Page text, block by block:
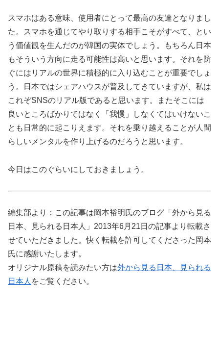
スマホはある意味、使用者にとって最高の友達となりまし
た。スマホを通じてやり取りする相手こそがすべて、とい
う価値観を生んだのが韓国の実体でしょう。もちろん日本
もそういう方向に走る可能性は高いと思います。それを防
ぐにはリアルの世界に積極的に入り込むことが重要でしょ
う。日本ではシェアハウスが普及してきていますが、私は
これぞSNSのリアル版であると思います。またそこには
良いところばかりではなく「我慢」しなくてはいけないこ
とも日常的に起こりえます。それを乗り越えることが人間
らしいメンタルを作り上げるのだろうと思います。
今日はこのぐらいにしておきましょう。
編集部より：この記事は岡本裕明氏のブログ「外から見る
日本、見られる日本人」2013年6月21日の記事より転載さ
せていただきました。快く転載を許可してくださった岡本
氏に感謝いたします。
オリジナル原稿を読みたい方は外から見る日本、見られる
日本人 をご覧ください。